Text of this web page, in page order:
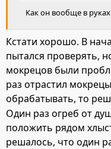
Как он вообще в
Кстати хорошо. В
пытался проверять,
мокрецов были
раз отрастил
обрабатывать, то
Один раз огреб от
положить рядом
решалось, что один